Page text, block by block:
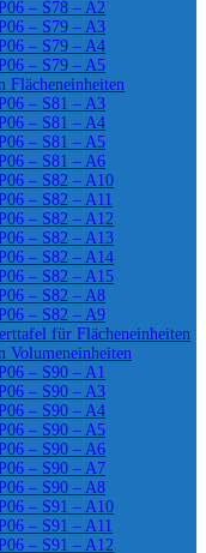
– S78 – A2
– S79 – A3
– S79 – A4
– S79 – A5
Flächeneinheiten
– S81 – A3
– S81 – A4
– S81 – A5
– S81 – A6
– S82 – A10
– S82 – A11
– S82 – A12
– S82 – A13
– S82 – A14
– S82 – A15
– S82 – A8
– S82 – A9
für Flächeneinheiten
Volumeneinheiten
– S90 – A1
– S90 – A3
– S90 – A4
– S90 – A5
– S90 – A6
– S90 – A7
– S90 – A8
– S91 – A10
– S91 – A11
– S91 – A12